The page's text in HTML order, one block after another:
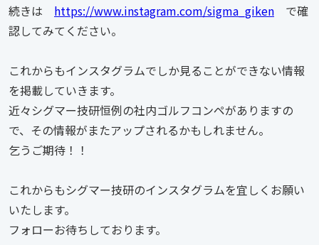
続きは https://www.instagram.com/sigma_giken で確
認してみてください。
これからもインスタグラムでしか見ることができない情報
を掲載していきます。
近々シグマー技研恒例の社内ゴルフコンペがありますの
で、その情報がまたアップされるかもしれません。
乞うご期待！！
これからもシグマー技研のインスタグラムを宜しくお願い
いたします。
フォローお待ちしております。